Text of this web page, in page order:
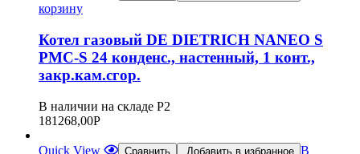
корзину
Котел газовый DE DIETRICH NANEO S
PMC-S 24 конденс., настенный, 1 конт.,
закр.кам.сгор.
В наличии на складе Р2
181268,00Р
Quick View Сравнить Добавить в избранное В